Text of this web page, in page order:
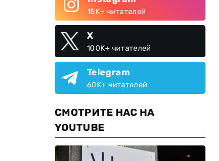
15K+ читателей
X
100K+ читателей
Telegram
60K+ читателей
СМОТРИТЕ НАС НА
YOUTUBE